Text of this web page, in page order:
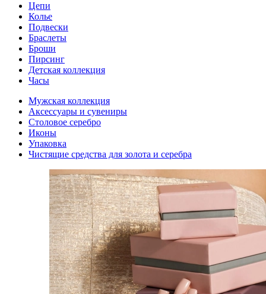
Цепи
Колье
Подвески
Браслеты
Броши
Пирсинг
Детская коллекция
Часы
Мужская коллекция
Аксессуары и сувениры
Столовое серебро
Иконы
Упаковка
Чистящие средства для золота и серебра